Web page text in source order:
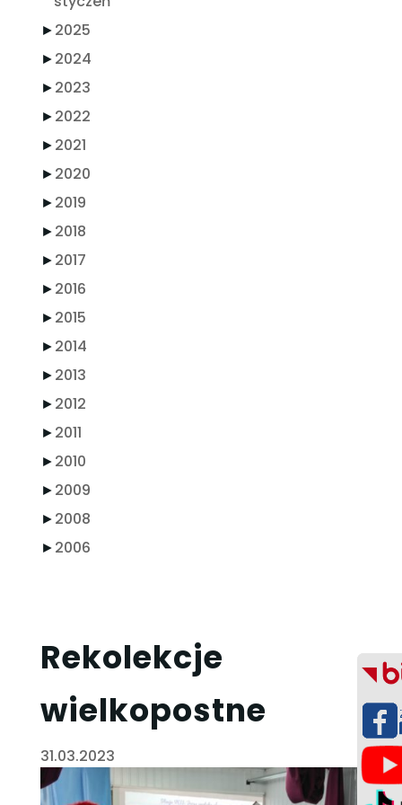
►2025
►2024
►2023
►2022
►2021
►2020
►2019
►2018
►2017
►2016
►2015
►2014
►2013
►2012
►2011
►2010
►2009
►2008
►2006
Rekolekcje
wielkopostne
31.03.2023